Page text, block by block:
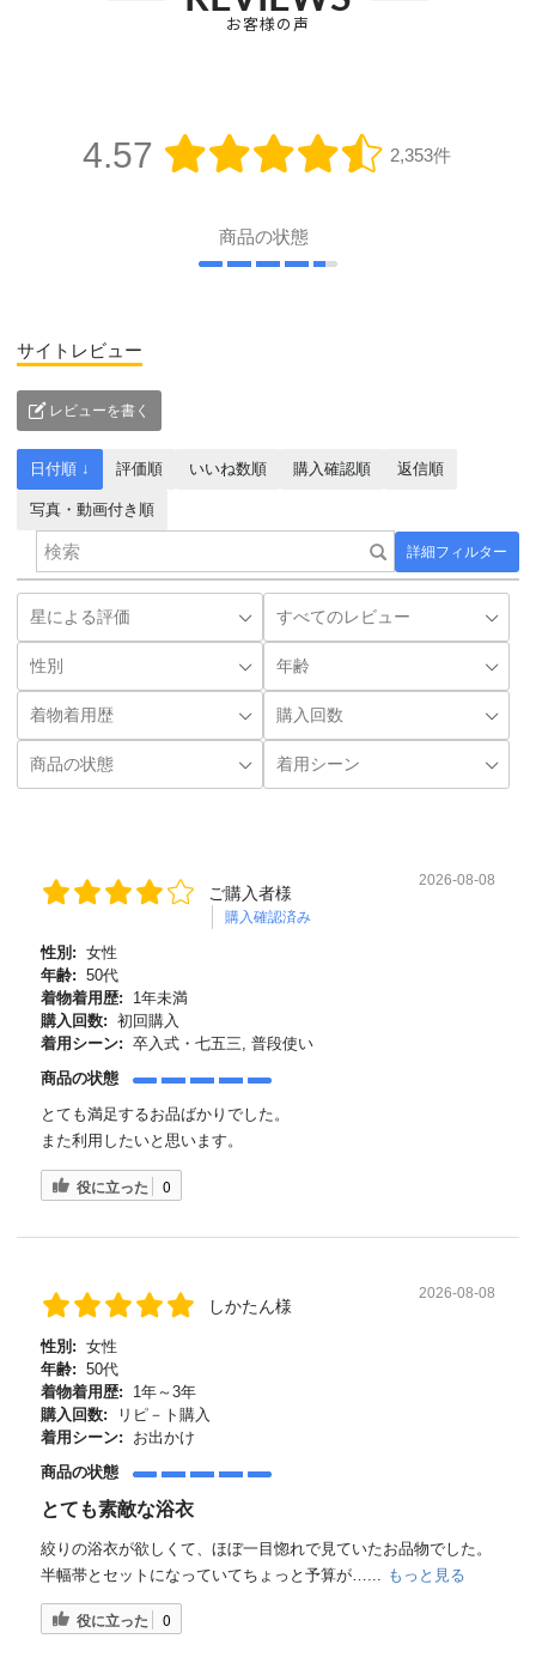
お客様の声
4.57 2,353件
商品の状態
サイトレビュー
レビューを書く
詳細フィルター
日付順 ↓ 評価順 いいね数順 購入確認順 返信順
写真・動画付き順
ご購入者様
購入確認済み
2026-08-08
性別: 女性
年齢: 50代
着物着用歴:
1年未満
購入回数: 初回購入
着用シーン: 卒入式・七五三, 普段使い
商品の状態
とても満足するお品ばかりでした。
また利用したいと思います。
役に立った 0
しかたん様
2026-08-08
性別: 女性
年齢: 50代
着物着用歴:
1年～3年
購入回数:
リピ－ト購入
着用シーン:
お出かけ
商品の状態
とても素敵な浴衣
絞りの浴衣が欲しくて、ほぼ一目惚れで見ていたお品物でした。
半幅帯とセットになっていてちょっと予算が…...
もっと見る
役に立った 0